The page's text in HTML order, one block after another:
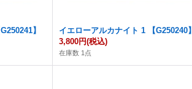
】
イエローアルカナイト 1 【G250240】
3,800円(税込)
在庫数 1点